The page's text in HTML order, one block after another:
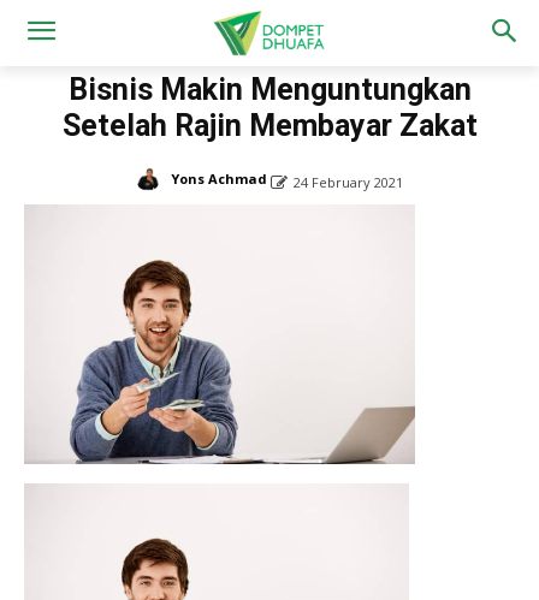
Home Artikel
Bisnis Makin Menguntungkan
Setelah Rajin Membayar Zakat
Yons Achmad 24 February 2021